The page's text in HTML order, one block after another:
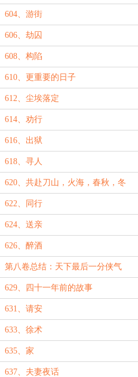
604、游街
606、劫囚
608、构陷
610、更重要的日子
612、尘埃落定
614、劝行
616、出狱
618、寻人
620、共赴刀山，火海，春秋，冬
夏
622、同行
624、送亲
626、醉酒
第八卷总结：天下最后一分侠气
629、四十一年前的故事
631、请安
633、徐术
635、家
637、夫妻夜话